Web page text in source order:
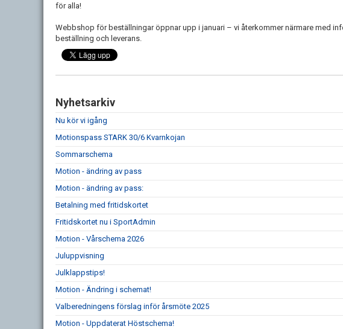
för alla!
Webbshop för beställningar öppnar upp i januari – vi återkommer närmare med
beställning och leverans.
Nyhetsarkiv
Nu kör vi igång
Motionspass STARK 30/6 Kvarnkojan
Sommarschema
Motion - ändring av pass
Motion - ändring av pass:
Betalning med fritidskortet
Fritidskortet nu i SportAdmin
Motion - Vårschema 2026
Juluppvisning
Julklappstips!
Motion - Ändring i schemat!
Valberedningens förslag inför årsmöte 2025
Motion - Uppdaterat Höstschema!